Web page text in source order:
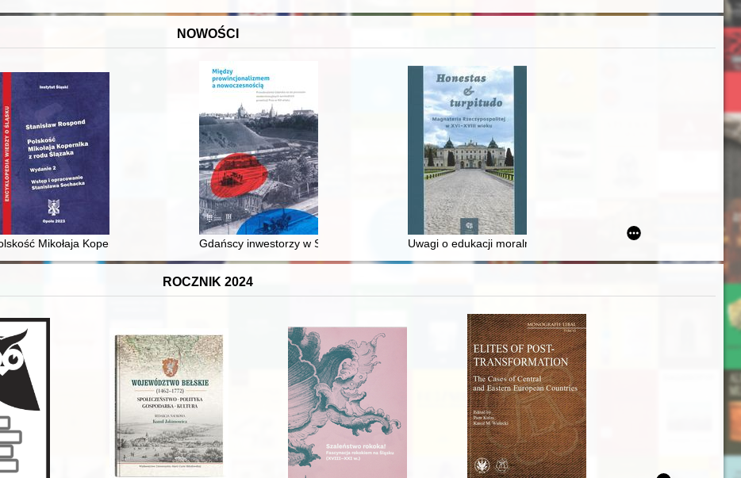
NOWOŚCI
od średniowiecza do dziś
Mikołaja Kopernika z rodu ŚlązakaGdańscy inwestorzy w Sopocie : prestiż finansowy i towarzyski lokalnego mieszczaństwa w 2. poł. XIX w
Uwagi o edukacji moralnej synów szlacheckich w XVI-wiecznej
ROCZNIK 2024